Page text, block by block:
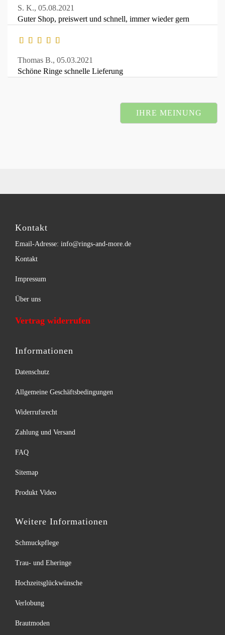
S. K., 05.08.2021
Guter Shop, preiswert und schnell, immer wieder gern
Thomas B., 05.03.2021
Schöne Ringe schnelle Lieferung
IHRE MEINUNG
Kontakt
Email-Adresse: info@rings-and-more.de
Kontakt
Impressum
Über uns
Vertrag widerrufen
Informationen
Datenschutz
Allgemeine Geschäftsbedingungen
Widerrufsrecht
Zahlung und Versand
FAQ
Sitemap
Produkt Video
Weitere Informationen
Schmuckpflege
Trau- und Eheringe
Hochzeitsglückwünsche
Verlobung
Brautmoden